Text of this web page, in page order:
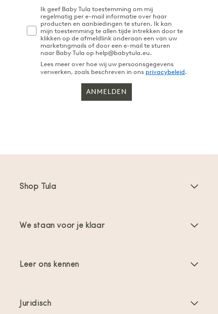
Ik geef Baby Tula toestemming om mij
regelmatig per e-mail informatie over haar
producten en aanbiedingen te sturen. Ik kan
mijn toestemming te allen tijde intrekken door te
klikken op de afmeldlink onderaan een van uw
marketingmails of door een e-mail te sturen
naar Baby Tula op help@babytula.eu.
Lees meer over hoe wij uw persoonsgegevens
verwerken, zoals beschreven in ons privacybeleid.
ANMELDEN
Shop Tula
Aanbiedingen & promoties
We staan voor je klaar
Leer ons kennen
Juridisch